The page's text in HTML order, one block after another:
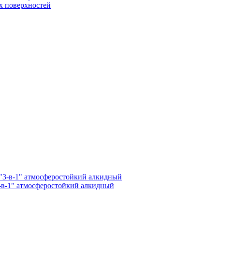
поверхностей
1" атмосферостойкий алкидный